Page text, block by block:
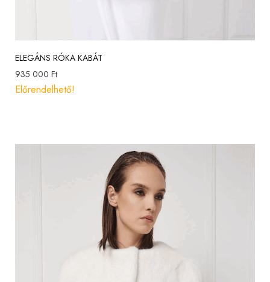
ELEGÁNS RÓKA KABÁT
935 000 Ft
Előrendelhető!